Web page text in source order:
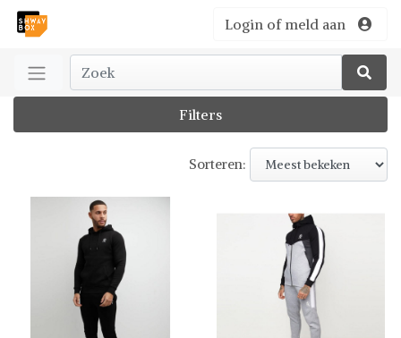
Login of meld aan
Filters
Sorteren: